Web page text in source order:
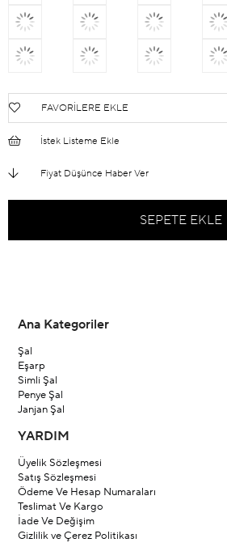
FAVORILERE EKLE
İstek Listeme Ekle
Fiyat Düşünce Haber Ver
Ana Kategoriler
Şal
Eşarp
Simli Şal
Penye Şal
Janjan Şal
YARDIM
Üyelik Sözleşmesi
Satış Sözleşmesi
Ödeme Ve Hesap Numaraları
Teslimat Ve Kargo
İade Ve Değişim
Gizlilik ve Çerez Politikası